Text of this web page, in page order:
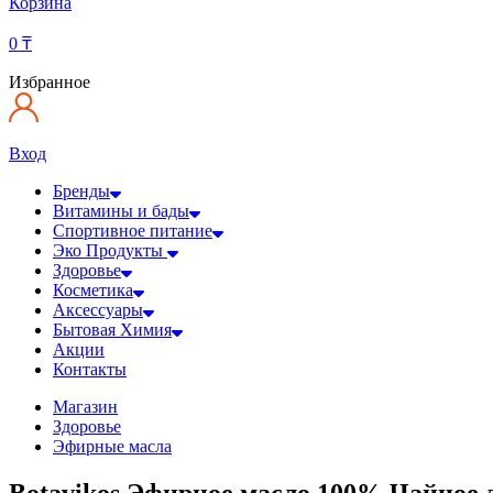
0 ₸
Избранное
Вход
Бренды
Витамины и бады
Спортивное питание
Эко Продукты
Здоровье
Косметика
Аксессуары
Бытовая Химия
Акции
Контакты
Магазин
Здоровье
Эфирные масла